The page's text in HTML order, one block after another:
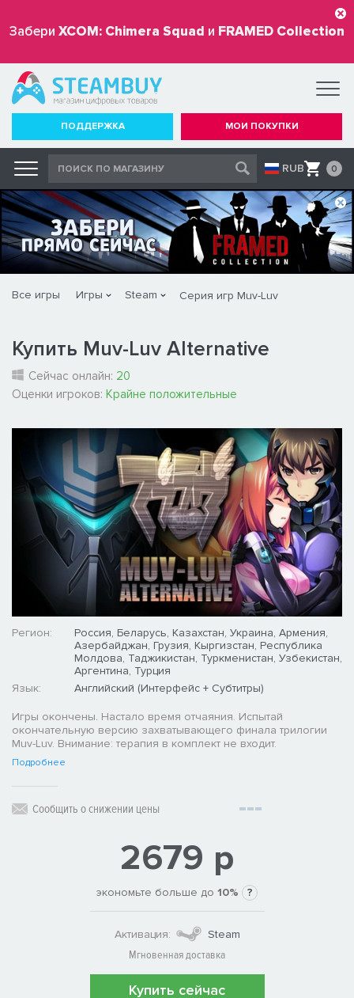
Забери XCOM: Chimera Squad и FRAMED Collection
бесплатно
ПОДДЕРЖКА МОИ ПОКУПКИ
RUB 0
Все игры Игры Steam Серия игр Muv-Luv
Купить Muv-Luv Alternative
Сейчас онлайн: 20
Оценки игроков: Крайне положительные
Регион:
Россия, Беларусь, Казахстан, Украина, Армения,
Азербайджан, Грузия, Кыргизстан, Республика
Молдова, Таджикистан, Туркменистан, Узбекистан,
Аргентина, Турция
Язык:
Английский (Интерфейс + Субтитры)
Игры окончены. Настало время отчаяния. Испытай
окончательную версию захватывающего финала трилогии
Muv-Luv. Внимание: терапия в комплект не входит.
Подробнее
Сообщить о снижении цены
2679 р
экономьте больше до 10% ?
Активация:
Steam
Мгновенная доставка
Купить сейчас